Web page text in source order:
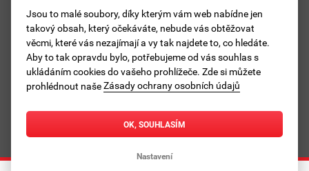
Sledujte DJT na facebooku
Sledujte DJT na instagramu
Jsou to malé soubory, díky kterým vám web nabídne jen
takový obsah, který očekáváte, nebude vás obtěžovat
věcmi, které vás nezajímají a vy tak najdete to, co hledáte.
Aby to tak opravdu bylo, potřebujeme od vás souhlas s
ukládáním cookies do vašeho prohlížeče. Zde si můžete
prohlédnout našeZásady ochrany osobních údajů
OK, SOUHLASÍM
Nastavení